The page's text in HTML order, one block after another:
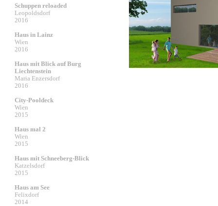
Schuppen reloaded
Leopoldsdorf
2016
Haus in Lainz
Wien
2016
Haus mit Blick auf Burg
Liechtenstein
Maria Enzersdorf
2016
City-Pooldeck
Wien
2015
Haus mal 2
Wien
2015
Haus mit Schneeberg-Blick
Katzelsdorf
2015
Haus am See
Felixdorf
2014